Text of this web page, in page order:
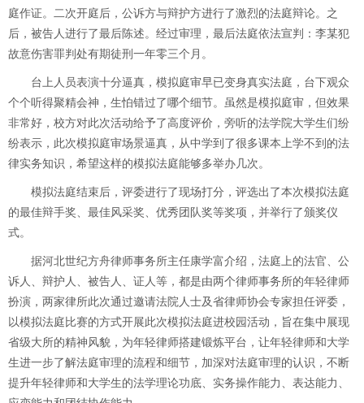
庭作证。二次开庭后，公诉方与辩护方进行了激烈的法庭辩论。之
后，被告人进行了最后陈述。经过审理，最后法庭依法宣判：李某犯
故意伤害罪判处有期徒刑一年零三个月。
台上人员表演十分逼真，模拟庭审早已变身真实法庭，台下观众
个个听得聚精会神，生怕错过了哪个细节。虽然是模拟庭审，但效果
非常好，校方对此次活动给予了高度评价，旁听的法学院大学生们纷
纷表示，此次模拟庭审场景逼真，从中学到了很多课本上学不到的法
律实务知识，希望这样的模拟法庭能够多举办几次。
模拟法庭结束后，评委进行了现场打分，评选出了本次模拟法庭
的最佳辩手奖、最佳风采奖、优秀团队奖等奖项，并举行了颁奖仪
式。
据河北世纪方舟律师事务所主任康学富介绍，法庭上的法官、公
诉人、辩护人、被告人、证人等，都是由两个律师事务所的年轻律师
扮演，两家律所此次通过邀请法院人士及省律师协会专家担任评委，
以模拟法庭比赛的方式开展此次模拟法庭进校园活动，旨在集中展现
省级大所的精神风貌，为年轻律师搭建锻炼平台，让年轻律师和大学
生进一步了解法庭审理的流程和细节，加深对法庭审理的认识，不断
提升年轻律师和大学生的法学理论功底、实务操作能力、表达能力、